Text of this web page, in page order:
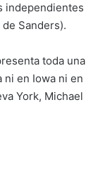
Sanders).
toda
en Iowa ni en
York,